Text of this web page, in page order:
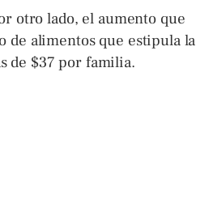
otro lado, el aumento que
de alimentos que estipula la
de $37 por familia.